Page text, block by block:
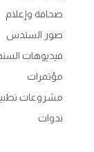
صحافة وإعلام
صور السندس
فيديوهات
مؤتمرات
مشروعات
ندوات